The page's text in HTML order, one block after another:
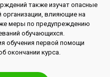
также изучат опасные
влияющие на
меры по предупреждению
обучающихся.
обучения первой помощи
окончании курса.